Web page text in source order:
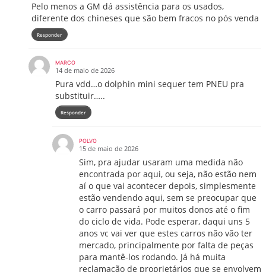
Pelo menos a GM dá assistência para os usados,
diferente dos chineses que são bem fracos no pós venda
Responder
MARCO
14 de maio de 2026
Pura vdd…o dolphin mini sequer tem PNEU pra
substituir…..
Responder
POLVO
15 de maio de 2026
Sim, pra ajudar usaram uma medida não
encontrada por aqui, ou seja, não estão nem
aí o que vai acontecer depois, simplesmente
estão vendendo aqui, sem se preocupar que
o carro passará por muitos donos até o fim
do ciclo de vida. Pode esperar, daqui uns 5
anos vc vai ver que estes carros não vão ter
mercado, principalmente por falta de peças
para mantê-los rodando. Já há muita
reclamação de proprietários que se envolvem